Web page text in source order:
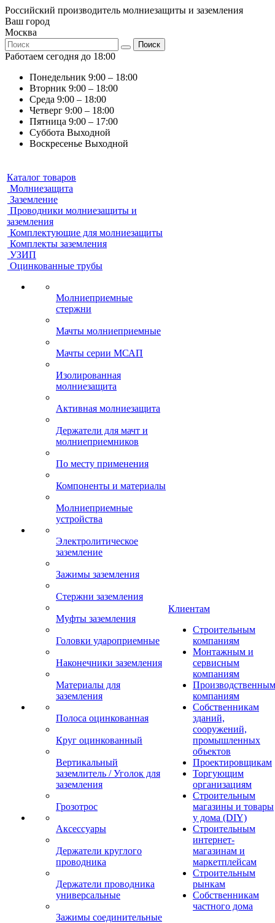
Российский производитель молниезащиты и заземления
Ваш город
Москва
Поиск
Работаем сегодня до 18:00
Понедельник 9:00 – 18:00
Вторник 9:00 – 18:00
Среда 9:00 – 18:00
Четверг 9:00 – 18:00
Пятница 9:00 – 17:00
Суббота Выходной
Воскресенье Выходной
Каталог товаров
Молниезащита
Заземление
Проводники молниезащиты и
заземления
Комплектующие для молниезащиты
Комплекты заземления
УЗИП
Оцинкованные трубы
Молниеприемные
стержни
Мачты молниеприемные
Мачты серии МСАП
Изолированная
молниезащита
Активная молниезащита
Держатели для мачт и
молниеприемников
По месту применения
Компоненты и материалы
Молниеприемные
устройства
Электролитическое
заземление
Зажимы заземления
Стержни заземления
Муфты заземления
Головки удароприемные
Наконечники заземления
Материалы для
заземления
Полоса оцинкованная
Круг оцинкованный
Вертикальный
заземлитель / Уголок для
заземления
Грозотрос
Аксессуары
Держатели круглого
проводника
Держатели проводника
универсальные
Зажимы соединительные
Клиентам
Строительным
компаниям
Монтажным и
сервисным
компаниям
Производственным
компаниям
Собственникам
зданий,
сооружений,
промышленных
объектов
Проектировщикам
Торгующим
организациям
Строительным
магазины и товары
у дома (DIY)
Строительным
интернет-
магазинам и
маркетплейсам
Строительным
рынкам
Собственникам
частного дома